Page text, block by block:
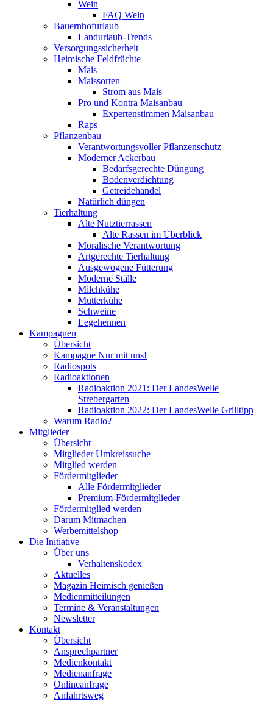
Wein
FAQ Wein
Bauernhofurlaub
Landurlaub-Trends
Versorgungssicherheit
Heimische Feldfrüchte
Mais
Maissorten
Strom aus Mais
Pro und Kontra Maisanbau
Expertenstimmen Maisanbau
Raps
Pflanzenbau
Verantwortungsvoller Pflanzenschutz
Moderner Ackerbau
Bedarfsgerechte Düngung
Bodenverdichtung
Getreidehandel
Natürlich düngen
Tierhaltung
Alte Nutztierrassen
Alte Rassen im Überblick
Moralische Verantwortung
Artgerechte Tierhaltung
Ausgewogene Fütterung
Moderne Ställe
Milchkühe
Mutterkühe
Schweine
Legehennen
Kampagnen
Übersicht
Kampagne Nur mit uns!
Radiospots
Radioaktionen
Radioaktion 2021: Der LandesWelle
Strebergarten
Radioaktion 2022: Der LandesWelle Grilltipp
Warum Radio?
Mitglieder
Übersicht
Mitglieder Umkreissuche
Mitglied werden
Fördermitglieder
Alle Fördermitglieder
Premium-Fördermitglieder
Fördermitglied werden
Darum Mitmachen
Werbemittelshop
Die Initiative
Über uns
Verhaltenskodex
Aktuelles
Magazin Heimisch genießen
Medienmitteilungen
Termine & Veranstaltungen
Newsletter
Kontakt
Übersicht
Ansprechpartner
Medienkontakt
Medienanfrage
Onlineanfrage
Anfahrtsweg